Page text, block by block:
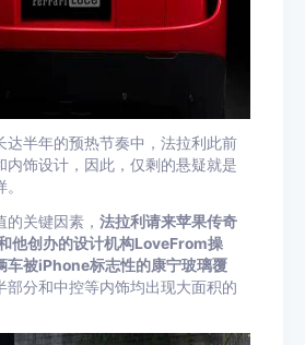
达半年的预热节奏中，法拉利此前
内饰设计，因此，仅剩的悬疑就是
关键因素， 法拉利请来苹果传奇
他创办的设计机构LoveFrom操
车被iPhone标志性的康宁玻璃覆
部分和中控等内饰均出现大面积的